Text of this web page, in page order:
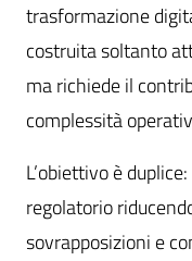
trasformazione
costruita soltanto
ma richiede il
complessità
L’obiettivo è
regolatorio
sovrapposizioni e